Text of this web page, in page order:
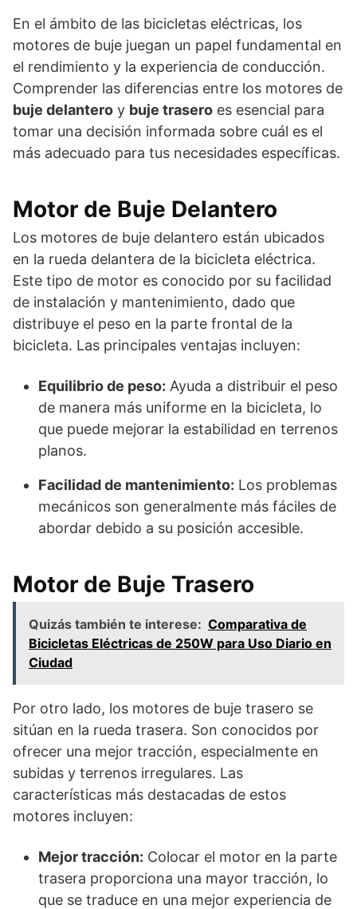
En el ámbito de las bicicletas eléctricas, los
motores de buje juegan un papel fundamental en
el rendimiento y la experiencia de conducción.
Comprender las diferencias entre los motores de
buje delantero y buje trasero es esencial para
tomar una decisión informada sobre cuál es el
más adecuado para tus necesidades específicas.
Motor de Buje Delantero
Los motores de buje delantero están ubicados
en la rueda delantera de la bicicleta eléctrica.
Este tipo de motor es conocido por su facilidad
de instalación y mantenimiento, dado que
distribuye el peso en la parte frontal de la
bicicleta. Las principales ventajas incluyen:
Equilibrio de peso: Ayuda a distribuir el peso
de manera más uniforme en la bicicleta, lo
que puede mejorar la estabilidad en terrenos
planos.
Facilidad de mantenimiento: Los problemas
mecánicos son generalmente más fáciles de
abordar debido a su posición accesible.
Motor de Buje Trasero
Quizás también te interese: Comparativa de
Bicicletas Eléctricas de 250W para Uso Diario en
Ciudad
Por otro lado, los motores de buje trasero se
sitúan en la rueda trasera. Son conocidos por
ofrecer una mejor tracción, especialmente en
subidas y terrenos irregulares. Las
características más destacadas de estos
motores incluyen:
Mejor tracción: Colocar el motor en la parte
trasera proporciona una mayor tracción, lo
que se traduce en una mejor experiencia de